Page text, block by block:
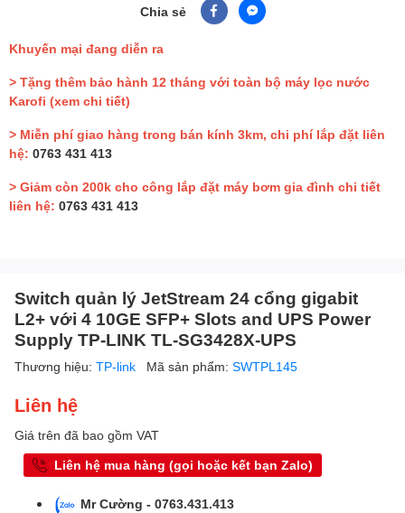
Chia sẻ
Khuyến mại đang diễn ra
> Tặng thêm bảo hành 12 tháng với toàn bộ máy lọc nước
Karofi (xem chi tiết)
> Miễn phí giao hàng trong bán kính 3km, chi phí lắp đặt liên
hệ: 0763 431 413
> Giảm còn 200k cho công lắp đặt máy bơm gia đình chi tiết
liên hệ: 0763 431 413
Switch quản lý JetStream 24 cổng gigabit
L2+ với 4 10GE SFP+ Slots and UPS Power
Supply TP-LINK TL-SG3428X-UPS
Thương hiệu: TP-link Mã sản phẩm: SWTPL145
Liên hệ
Giá trên đã bao gồm VAT
Liên hệ mua hàng (gọi hoặc kết bạn Zalo)
Mr Cường - 0763.431.413